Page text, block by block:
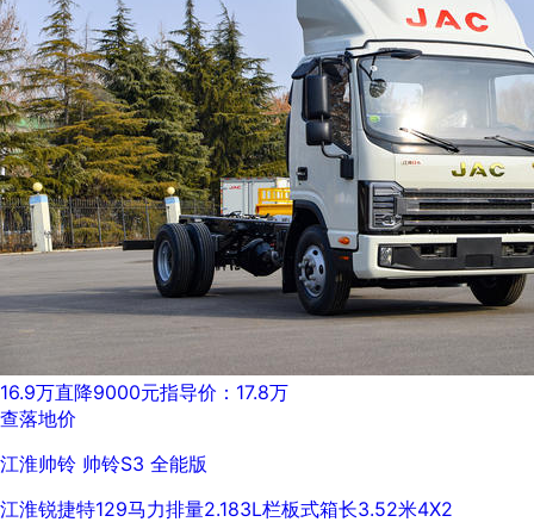
16.9万直降9000元指导价：17.8万
查落地价
江淮帅铃 帅铃S3 全能版
江淮锐捷特129马力排量2.183L栏板式箱长3.52米4X2